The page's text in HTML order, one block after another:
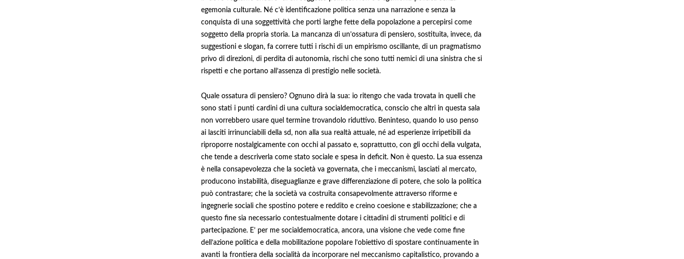
egemonia culturale. Né c’è identificazione politica senza una narrazione e senza la
conquista di una soggettività che porti larghe fette della popolazione a percepirsi come
soggetto della propria storia. La mancanza di un’ossatura di pensiero, sostituita, invece, da
suggestioni e slogan, fa correre tutti i rischi di un empirismo oscillante, di un pragmatismo
privo di direzioni, di perdita di autonomia, rischi che sono tutti nemici di una sinistra che si
rispetti e che portano all’assenza di prestigio nelle società.
Quale ossatura di pensiero? Ognuno dirà la sua: io ritengo che vada trovata in quelli che
sono stati i punti cardini di una cultura socialdemocratica, conscio che altri in questa sala
non vorrebbero usare quel termine trovandolo riduttivo. Beninteso, quando lo uso penso
ai lasciti irrinunciabili della sd, non alla sua realtà attuale, né ad esperienze irripetibili da
riproporre nostalgicamente con occhi al passato e, soprattutto, con gli occhi della vulgata,
che tende a descriverla come stato sociale e spesa in deficit. Non è questo. La sua essenza
è nella consapevolezza che la società va governata, che i meccanismi, lasciati al mercato,
producono instabilità, diseguaglianze e grave differenziazione di potere, che solo la politica
può contrastare; che la società va costruita consapevolmente attraverso riforme e
ingegnerie sociali che spostino potere e reddito e creino coesione e stabilizzazione; che a
questo fine sia necessario contestualmente dotare i cittadini di strumenti politici e di
partecipazione. E’ per me socialdemocratica, ancora, una visione che vede come fine
dell’azione politica e della mobilitazione popolare l’obiettivo di spostare continuamente in
avanti la frontiera della socialità da incorporare nel meccanismo capitalistico, provando a